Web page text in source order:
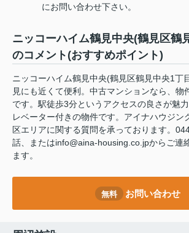
にお問い合わせ下さい。
ニッコーハイム鶴見中央(鶴見区鶴
のコメント(おすすめポイント)
ニッコーハイム鶴見中央(鶴見区鶴見中央1丁
見にも近くて便利。中古マンションなら、物
です。駅徒歩3分というアクセスの良さが魅
レベーター付きの物件です。アイナハウジン
区エリアに関する質問を承っております。
話、またはinfo@aina-housing.co.jpからご連
ます。
無料 お問い合わせ